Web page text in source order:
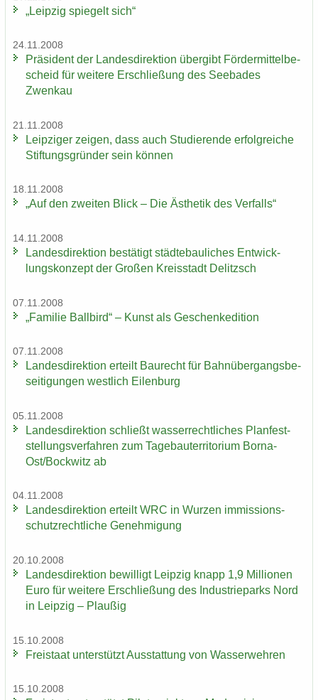
„Leip­zig spie­gelt sich“
24.11.2008
Prä­si­dent der Lan­des­di­rek­ti­on über­gibt För­der­mit­tel­be­
scheid für wei­te­re Er­schlie­ßung des See­ba­des
Zwenkau
21.11.2008
Leip­zi­ger zei­gen, dass auch Stu­die­ren­de er­folg­rei­che
Stif­tungs­grün­der sein kön­nen
18.11.2008
„Auf den zwei­ten Blick – Die Äs­the­tik des Ver­falls“
14.11.2008
Lan­des­di­rek­ti­on be­stä­tigt städ­te­bau­li­ches Ent­wick­
lungs­kon­zept der Gro­ßen Kreis­stadt De­litzsch
07.11.2008
„Fa­mi­lie Ball­bird“ – Kunst als Ge­schen­ke­di­ti­on
07.11.2008
Lan­des­di­rek­ti­on er­teilt Bau­recht für Bahn­über­gangs­be­
sei­ti­gun­gen west­lich Ei­len­burg
05.11.2008
Lan­des­di­rek­ti­on schließt was­ser­recht­li­ches Plan­fest­
stel­lungs­ver­fah­ren zum Ta­ge­bau­ter­ri­to­ri­um Borna-​
Ost/Bock­witz ab
04.11.2008
Lan­des­di­rek­ti­on er­teilt WRC in Wur­zen im­mis­si­ons­
schutz­recht­li­che Ge­neh­mi­gung
20.10.2008
Lan­des­di­rek­ti­on be­wil­ligt Leip­zig knapp 1,9 Mil­lio­nen
Euro für wei­te­re Er­schlie­ßung des In­dus­trie­parks Nord
in Leip­zig – Plau­ßig
15.10.2008
Frei­staat un­ter­stützt Aus­stat­tung von Was­ser­weh­ren
15.10.2008